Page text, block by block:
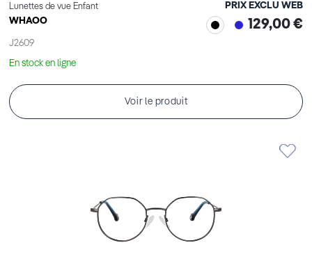
Lunettes de vue Enfant
WHAOO
J2609
PRIX EXCLU WEB
129,00 €
En stock en ligne
Voir le produit